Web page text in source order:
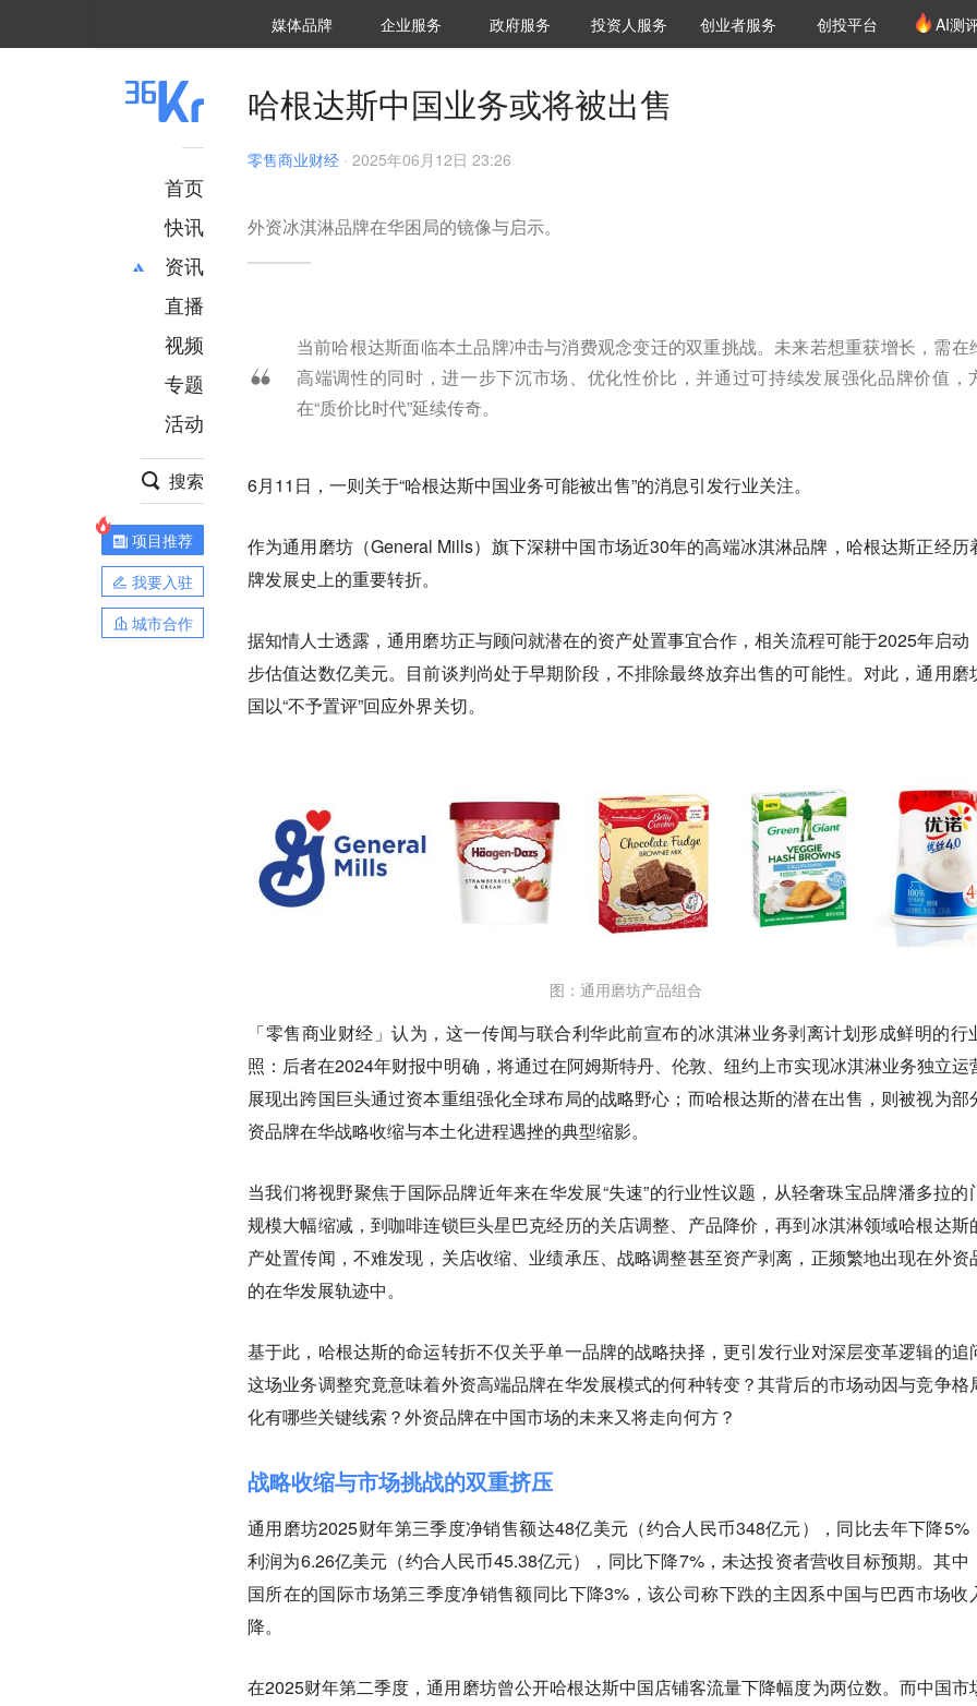
媒体品牌 36Kr研究院
企业服务 城市之窗
政府服务 VClub投资机构库
投资机构职位推介
投资人服务 创投氪堂
创业者服务 创投平台 AI测
首页
快讯
资讯
推荐
财经
项目推荐
安徽
直播
视频
专题
活动
搜索
项目推荐
我要入驻
城市合作
哈根达斯中国业务或将被出售
零售商业财经 · 2025年06月12日 23:26
外资冰淇淋品牌在华困局的镜像与启示。
当前哈根达斯面临本土品牌冲击与消费观念变迁的双重挑战。未来若想重获增长，需在
高端调性的同时，进一步下沉市场、优化性价比，并通过可持续发展强化品牌价值，
在“质价比时代”延续传奇。
6月11日，一则关于“哈根达斯中国业务可能被出售”的消息引发行业关注。
作为通用磨坊（General Mills）旗下深耕中国市场近30年的高端冰淇淋品牌，哈根达斯正经历
牌发展史上的重要转折。
据知情人士透露，通用磨坊正与顾问就潜在的资产处置事宜合作，相关流程可能于2025年启动
步估值达数亿美元。目前谈判尚处于早期阶段，不排除最终放弃出售的可能性。对此，通用磨
国以“不予置评”回应外界关切。
图：通用磨坊产品组合
「零售商业财经」认为，这一传闻与联合利华此前宣布的冰淇淋业务剥离计划形成鲜明的行
照：后者在2024年财报中明确，将通过在阿姆斯特丹、伦敦、纽约上市实现冰淇淋业务独立运
展现出跨国巨头通过资本重组强化全球布局的战略野心；而哈根达斯的潜在出售，则被视为部
资品牌在华战略收缩与本土化进程遇挫的典型缩影。
当我们将视野聚焦于国际品牌近年来在华发展“失速”的行业性议题，从轻奢珠宝品牌潘多拉的
规模大幅缩减，到咖啡连锁巨头星巴克经历的关店调整、产品降价，再到冰淇淋领域哈根达斯
产处置传闻，不难发现，关店收缩、业绩承压、战略调整甚至资产剥离，正频繁地出现在外资
的在华发展轨迹中。
基于此，哈根达斯的命运转折不仅关乎单一品牌的战略抉择，更引发行业对深层变革逻辑的追
这场业务调整究竟意味着外资高端品牌在华发展模式的何种转变？其背后的市场动因与竞争格
化有哪些关键线索？外资品牌在中国市场的未来又将走向何方？
战略收缩与市场挑战的双重挤压
通用磨坊2025财年第三季度净销售额达48亿美元（约合人民币348亿元），同比去年下降5%
利润为6.26亿美元（约合人民币45.38亿元），同比下降7%，未达投资者营收目标预期。其中
国所在的国际市场第三季度净销售额同比下降3%，该公司称下跌的主因系中国与巴西市场收
降。
在2025财年第二季度，通用磨坊曾公开哈根达斯中国店铺客流量下降幅度为两位数。而中国市